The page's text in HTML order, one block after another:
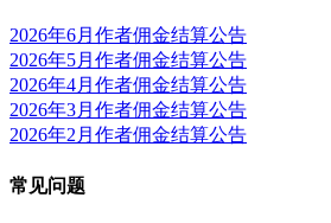
2026年6月作者佣金结算公告
2026年5月作者佣金结算公告
2026年4月作者佣金结算公告
2026年3月作者佣金结算公告
2026年2月作者佣金结算公告
常见问题